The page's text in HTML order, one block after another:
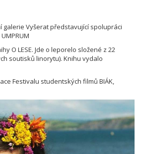
galerie Vyšerat představující spolupráci
O LESE. Jde o leporelo složené z 22
soutisků linorytu). Knihu vydalo
Festivalu studentských filmů BIÁK,